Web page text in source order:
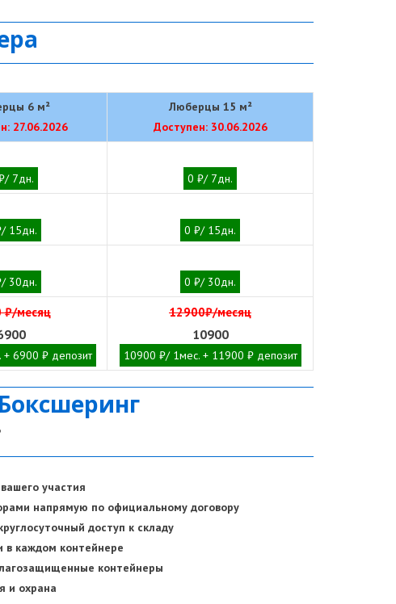
6 м²
27.06.2026
Люберцы 15 м²
Доступен: 30.06.2026
7дн. 0 ₽/ 7дн.
15дн. 0 ₽/ 15дн.
30дн. 0 ₽/ 30дн.
₽/месяц
6900 ₽ депозит
12900₽/месяц
10900
10900 ₽/ 1мес. + 11900 ₽ депозит
участия
напрямую по официальному договору
доступ к складу
в каждом контейнере
контейнеры
и охрана